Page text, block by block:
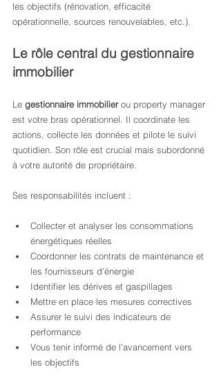
les objectifs (rénovation, efficacité
opérationnelle, sources renouvelables, etc.).
Le rôle central du gestionnaire
immobilier
Le gestionnaire immobilier ou property manager
est votre bras opérationnel. Il coordinate les
actions, collecte les données et pilote le suivi
quotidien. Son rôle est crucial mais subordonné
à votre autorité de propriétaire.
Ses responsabilités incluent :
Collecter et analyser les consommations
énergétiques réelles
Coordonner les contrats de maintenance et
les fournisseurs d’énergie
Identifier les dérives et gaspillages
Mettre en place les mesures correctives
Assurer le suivi des indicateurs de
performance
Vous tenir informé de l’avancement vers
les objectifs